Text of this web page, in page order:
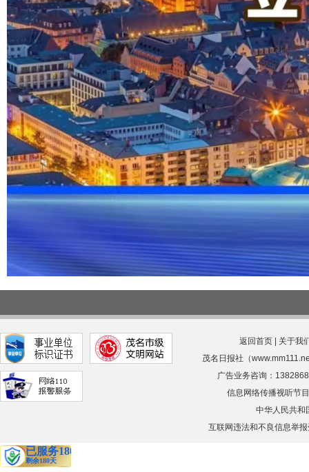
返回首页
关于我
茂名日报社（
广告业务咨询：
信息网络传播视听节
中华人民共和
互联网违法和不良信息举